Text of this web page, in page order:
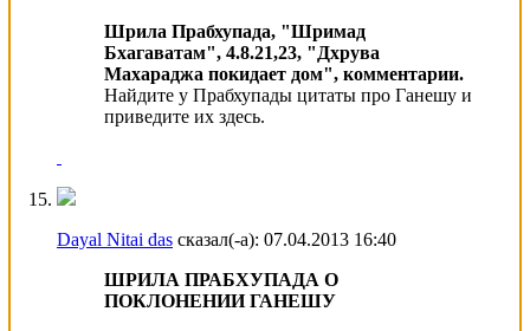
Шрила Прабхупада, "Шримад
Бхагаватам", 4.8.21,23, "Дхрува
Махараджа покидает дом", комментарии.
Найдите у Прабхупады цитаты про Ганешу и
приведите их здесь.
Dayal Nitai das сказал(-а): 07.04.2013 16:40
ШРИЛА ПРАБХУПАДА О
ПОКЛОНЕНИИ ГАНЕШУ